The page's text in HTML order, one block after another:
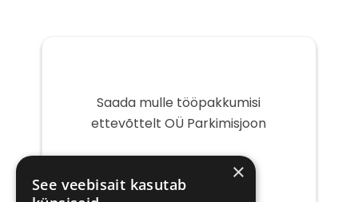
Saada mulle tööpakkumisi
ettevõttelt OÜ Parkimisjoon
post
×
See veebisait kasutab